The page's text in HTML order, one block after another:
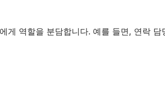
게 역할을 분담합니다. 예를 들면, 연락